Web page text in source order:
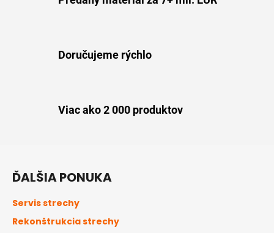
Doručujeme rýchlo
Viac ako 2 000 produktov
ĎALŠIA PONUKA
Servis strechy
Rekonštrukcia strechy